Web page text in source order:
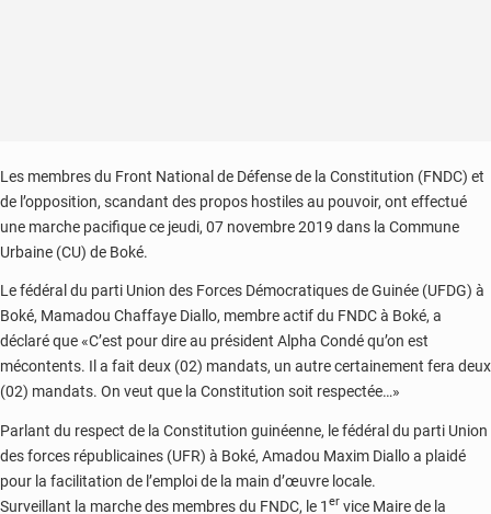
Les membres du Front National de Défense de la Constitution (FNDC) et
de l’opposition, scandant des propos hostiles au pouvoir, ont effectué
une marche pacifique ce jeudi, 07 novembre 2019 dans la Commune
Urbaine (CU) de Boké.
Le fédéral du parti Union des Forces Démocratiques de Guinée (UFDG) à
Boké, Mamadou Chaffaye Diallo, membre actif du FNDC à Boké, a
déclaré que «C’est pour dire au président Alpha Condé qu’on est
mécontents. Il a fait deux (02) mandats, un autre certainement fera deux
(02) mandats. On veut que la Constitution soit respectée…»
Parlant du respect de la Constitution guinéenne, le fédéral du parti Union
des forces républicaines (UFR) à Boké, Amadou Maxim Diallo a plaidé
pour la facilitation de l’emploi de la main d’œuvre locale.
Surveillant la marche des membres du FNDC, le 1 er vice Maire de la